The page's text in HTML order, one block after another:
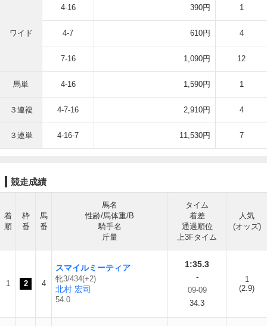
ワイド
4-16 390円 1
4-7 610円 4
7-16 1,090円 12
馬単 4-16 1,590円 1
３連複 4-7-16 2,910円 4
３連単 4-16-7 11,530円 7
競走成績
着
順
枠
番
馬
番
馬名
性齢/馬体重/B
騎手名
斤量
タイム
着差
通過順位
上3Fタイム
人気
(オッズ)
1 2 4
スマイルミーティア
牝3/434(+2)
北村 宏司
54.0
1:35.3
-
09-09
34.3
1
(2.9)